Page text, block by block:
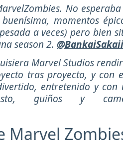
No
momentos
a veces) pero bien
season 2. @BankaiSakaii
Marvel Studios
tras proyecto, y con
entretenido y con
guiños y
Marvel